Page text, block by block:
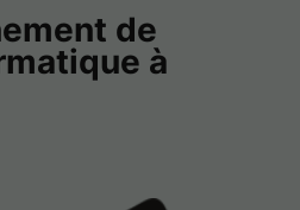
de
à